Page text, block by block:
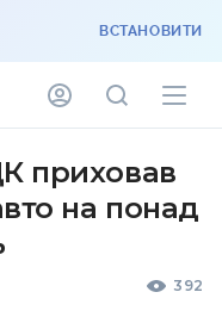
ВСТАНОВИТИ
приховав
на понад
392